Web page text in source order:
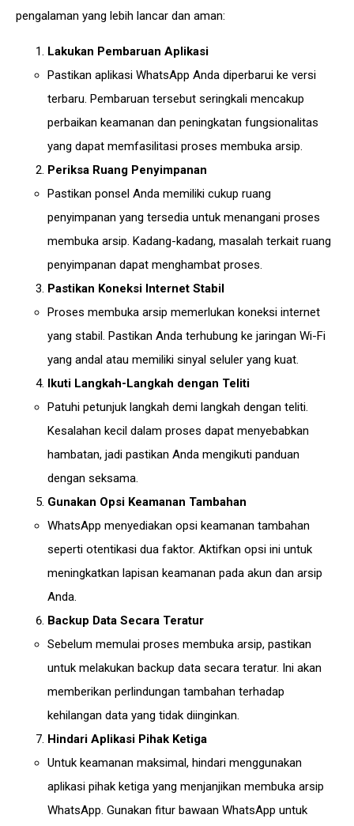
pengalaman yang lebih lancar dan aman:
Lakukan Pembaruan Aplikasi
Pastikan aplikasi WhatsApp Anda diperbarui ke versi
terbaru. Pembaruan tersebut seringkali mencakup
perbaikan keamanan dan peningkatan fungsionalitas
yang dapat memfasilitasi proses membuka arsip.
Periksa Ruang Penyimpanan
Pastikan ponsel Anda memiliki cukup ruang
penyimpanan yang tersedia untuk menangani proses
membuka arsip. Kadang-kadang, masalah terkait ruang
penyimpanan dapat menghambat proses.
Pastikan Koneksi Internet Stabil
Proses membuka arsip memerlukan koneksi internet
yang stabil. Pastikan Anda terhubung ke jaringan Wi-Fi
yang andal atau memiliki sinyal seluler yang kuat.
Ikuti Langkah-Langkah dengan Teliti
Patuhi petunjuk langkah demi langkah dengan teliti.
Kesalahan kecil dalam proses dapat menyebabkan
hambatan, jadi pastikan Anda mengikuti panduan
dengan seksama.
Gunakan Opsi Keamanan Tambahan
WhatsApp menyediakan opsi keamanan tambahan
seperti otentikasi dua faktor. Aktifkan opsi ini untuk
meningkatkan lapisan keamanan pada akun dan arsip
Anda.
Backup Data Secara Teratur
Sebelum memulai proses membuka arsip, pastikan
untuk melakukan backup data secara teratur. Ini akan
memberikan perlindungan tambahan terhadap
kehilangan data yang tidak diinginkan.
Hindari Aplikasi Pihak Ketiga
Untuk keamanan maksimal, hindari menggunakan
aplikasi pihak ketiga yang menjanjikan membuka arsip
WhatsApp. Gunakan fitur bawaan WhatsApp untuk